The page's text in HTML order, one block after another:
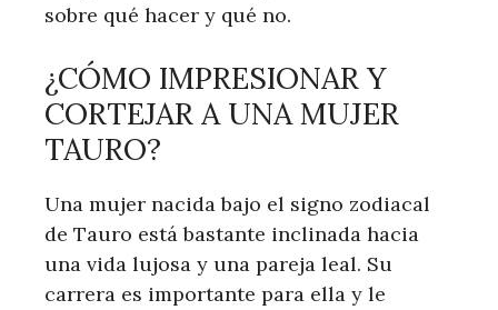
sobre qué hacer y qué no.
¿CÓMO IMPRESIONAR Y
CORTEJAR A UNA MUJER
TAURO?
Una mujer nacida bajo el signo zodiacal
de Tauro está bastante inclinada hacia
una vida lujosa y una pareja leal. Su
carrera es importante para ella y le